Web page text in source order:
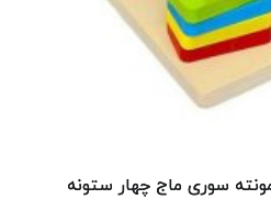
سوری ماج چهار ستونه